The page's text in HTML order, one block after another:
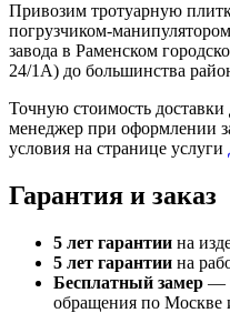
Привозим тротуарную
погрузчиком-
завода в Раменском
24/1А) до большинства
Точную стоимость доставки
менеджер при оформлении
условия на странице услуги
Гарантия и заказ
5 лет гарантии на
5 лет гарантии на
Бесплатный замер —
обращения по